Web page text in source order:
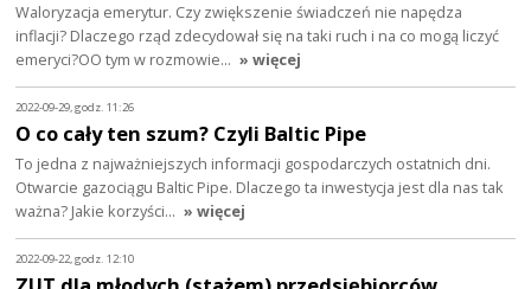
Waloryzacja emerytur. Czy zwiększenie świadczeń nie napędza
inflacji? Dlaczego rząd zdecydował się na taki ruch i na co mogą liczyć
emeryci?OO tym w rozmowie… » więcej
2022-09-29, godz. 11:26
O co cały ten szum? Czyli Baltic Pipe
To jedna z najważniejszych informacji gospodarczych ostatnich dni.
Otwarcie gazociągu Baltic Pipe. Dlaczego ta inwestycja jest dla nas tak
ważna? Jakie korzyści… » więcej
2022-09-22, godz. 12:10